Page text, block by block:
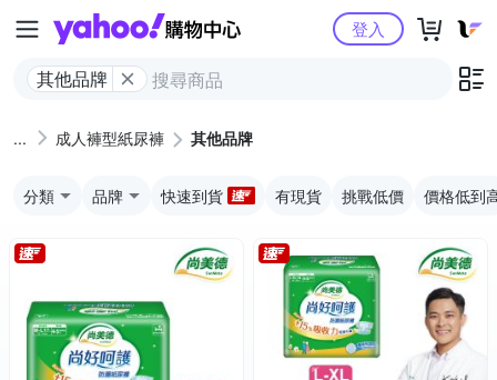
Yahoo購物中心
其他品牌
登入
成人褲型紙尿褲 其他品牌
分類 品牌 快速到貨 有現貨 挑戰低價 價格低到